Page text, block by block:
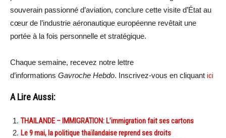
souverain passionné d’aviation, conclure cette visite d’État au
cœur de l’industrie aéronautique européenne revêtait une
portée à la fois personnelle et stratégique.
Chaque semaine, recevez notre lettre
d’informations Gavroche Hebdo. Inscrivez-vous en cliquant ici
A Lire Aussi:
THAILANDE – IMMIGRATION: L’immigration fait ses cartons
Le 9 mai, la politique thaïlandaise reprend ses droits